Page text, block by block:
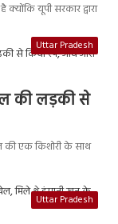
यूपी सरकार द्वारा
Uttar Pradesh
की लड़की से
की एक किशोरी के साथ
Uttar Pradesh